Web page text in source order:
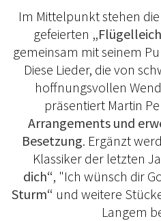
Im Mittelpunkt stehen
gefeierten
gemeinsam mit seinem
Diese Lieder, die von
hoffnungsvollen
präsentiert Martin
Arrangements und
Besetzung. Ergänzt
Klassiker der letzten
dich“, "Ich wünsch dir
Sturm“ und weitere
Langem